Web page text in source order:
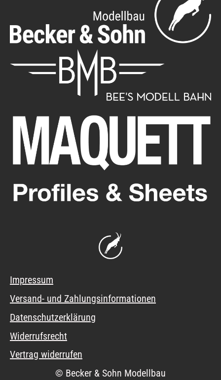
Impressum
Versand- und Zahlungsinformationen
Datenschutzerklärung
Widerrufsrecht
Vertrag widerrufen
© Becker & Sohn Modellbau